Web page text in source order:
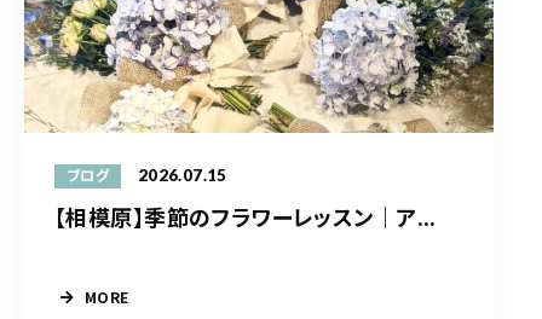
ブログ 2026.07.15
【相模原】季節のフラワーレッスン｜ア...
MORE